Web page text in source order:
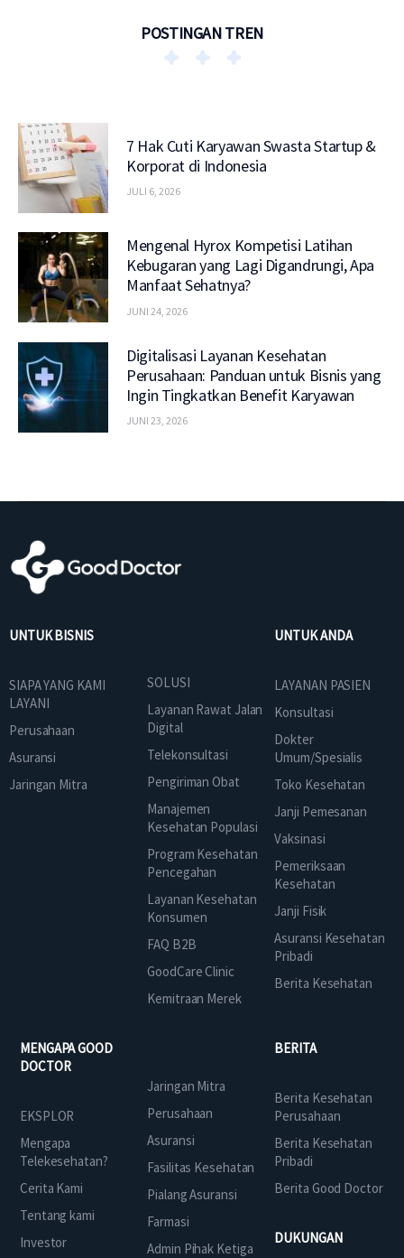
POSTINGAN TREN
7 Hak Cuti Karyawan Swasta Startup &
Korporat di Indonesia
JULI 6, 2026
Mengenal Hyrox Kompetisi Latihan
Kebugaran yang Lagi Digandrungi, Apa
Manfaat Sehatnya?
JUNI 24, 2026
Digitalisasi Layanan Kesehatan
Perusahaan: Panduan untuk Bisnis yang
Ingin Tingkatkan Benefit Karyawan
JUNI 23, 2026
UNTUK BISNIS
SIAPA YANG KAMI
LAYANI
Perusahaan
Asuransi
Jaringan Mitra
SOLUSI
Layanan Rawat Jalan
Digital
Telekonsultasi
Pengiriman Obat
Manajemen
Kesehatan Populasi
Program Kesehatan
Pencegahan
Layanan Kesehatan
Konsumen
FAQ B2B
GoodCare Clinic
Kemitraan Merek
UNTUK ANDA
LAYANAN PASIEN
Konsultasi
Dokter
Umum/Spesialis
Toko Kesehatan
Janji Pemesanan
Vaksinasi
Pemeriksaan
Kesehatan
Janji Fisik
Asuransi Kesehatan
Pribadi
Berita Kesehatan
MENGAPA GOOD
DOCTOR
EKSPLOR
Mengapa
Telekesehatan?
Cerita Kami
Tentang kami
Investor
Jaringan Mitra
Perusahaan
Asuransi
Fasilitas Kesehatan
Pialang Asuransi
Farmasi
Admin Pihak Ketiga
BERITA
Berita Kesehatan
Perusahaan
Berita Kesehatan
Pribadi
Berita Good Doctor
DUKUNGAN